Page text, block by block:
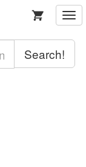
Search!